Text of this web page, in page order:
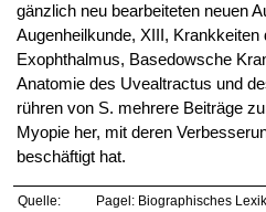
gänzlich neu bearbeiteten neuen
Augenheilkunde, XIII, Krankkeiten
Exophthalmus, Basedowsche
Anatomie des Uvealtractus und
rühren von S. mehrere Beiträge
Myopie her, mit deren
beschäftigt hat.
Quelle:
Pagel: Biographisches